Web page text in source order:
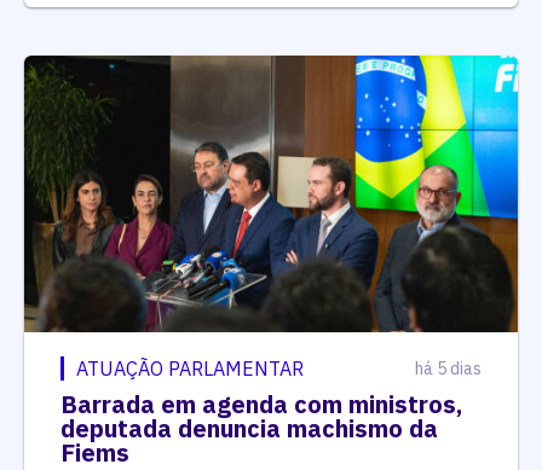
ATUAÇÃO PARLAMENTAR há 5 dias
Barrada em agenda com ministros,
deputada denuncia machismo da
Fiems